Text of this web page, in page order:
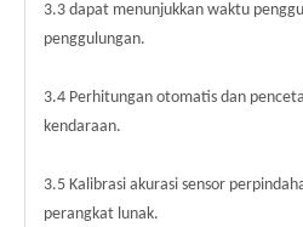
3.3 dapat menunjukkan waktu
penggulungan.
3.4 Perhitungan otomatis dan
kendaraan.
3.5 Kalibrasi akurasi sensor
perangkat lunak.